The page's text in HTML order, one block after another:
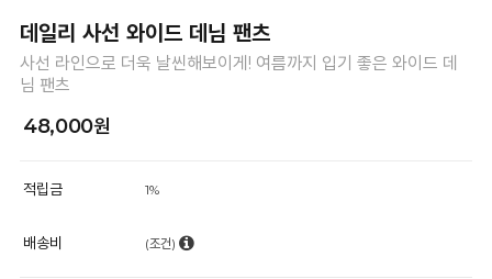
데일리 사선 와이드 데님 팬츠
사선 라인으로 더욱 날씬해보이게! 여름까지 입기 좋은 와이드 데
님 팬츠
48,000원
적립금 1%
배송비 (조건)